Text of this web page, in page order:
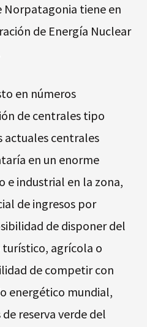
tiene en
de Energía Nuclear
en números
de centrales tipo
actuales centrales
en un enorme
e industrial en la zona,
de ingresos por
de disponer del
turístico, agrícola o
de competir con
energético mundial,
reserva verde del